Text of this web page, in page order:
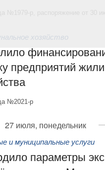
хозяйство
предприятий
№2021-р
27 июля, понедельник
и муниципальные услуги
параметры